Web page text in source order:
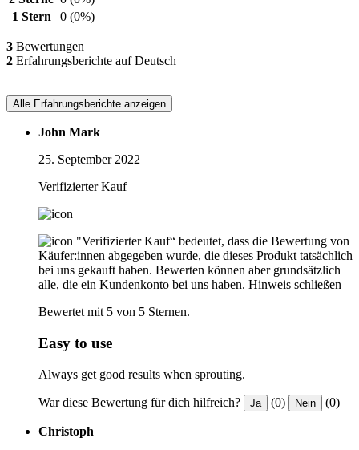
1 Stern
0 (0%)
3 Bewertungen
2 Erfahrungsberichte auf Deutsch
Alle Erfahrungsberichte anzeigen
John Mark
25. September 2022
Verifizierter Kauf
"Verifizierter Kauf“ bedeutet, dass die Bewertung von
Käufer:innen abgegeben wurde, die dieses Produkt tatsächlich
bei uns gekauft haben. Bewerten können aber grundsätzlich
alle, die ein Kundenkonto bei uns haben. Hinweis schließen
Bewertet mit 5 von 5 Sternen.
Easy to use
Always get good results when sprouting.
War diese Bewertung für dich hilfreich? Ja (0) Nein (0)
Christoph